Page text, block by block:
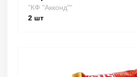
"КФ "Акконд""
2 шт